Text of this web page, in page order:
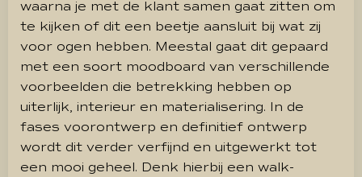
waarna je met de klant samen gaat zitten om
te kijken of dit een beetje aansluit bij wat zij
voor ogen hebben. Meestal gaat dit gepaard
met een soort moodboard van verschillende
voorbeelden die betrekking hebben op
uiterlijk, interieur en materialisering. In de
fases voorontwerp en definitief ontwerp
wordt dit verder verfijnd en uitgewerkt tot
een mooi geheel. Denk hierbij een walk-